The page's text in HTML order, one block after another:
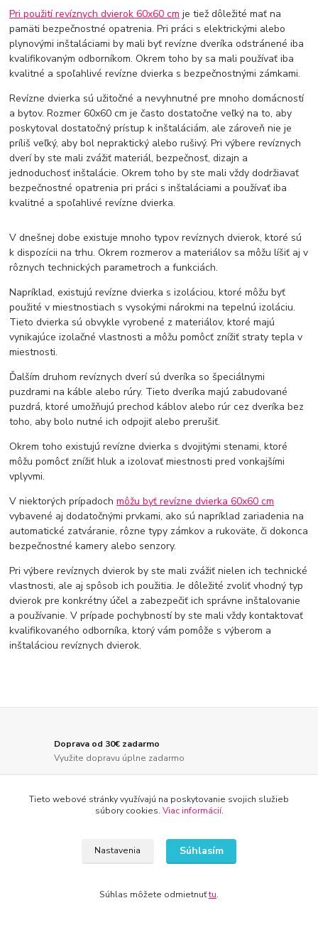
Pri použití revíznych dvierok 60x60 cm je tiež dôležité mať na
pamäti bezpečnostné opatrenia. Pri práci s elektrickými alebo
plynovými inštaláciami by mali byť revízne dveríka odstránené iba
kvalifikovaným odborníkom. Okrem toho by sa mali používať iba
kvalitné a spoľahlivé revízne dvierka s bezpečnostnými zámkami.
Revízne dvierka sú užitočné a nevyhnutné pre mnoho domácností
a bytov. Rozmer 60x60 cm je často dostatočne veľký na to, aby
poskytoval dostatočný prístup k inštaláciám, ale zároveň nie je
príliš veľký, aby bol nepraktický alebo rušivý. Pri výbere revíznych
dverí by ste mali zvážiť materiál, bezpečnosť, dizajn a
jednoduchosť inštalácie. Okrem toho by ste mali vždy dodržiavať
bezpečnostné opatrenia pri práci s inštaláciami a používať iba
kvalitné a spoľahlivé revízne dvierka.
V dnešnej dobe existuje mnoho typov revíznych dvierok, ktoré sú
k dispozícii na trhu. Okrem rozmerov a materiálov sa môžu líšiť aj v
rôznych technických parametroch a funkciách.
Napríklad, existujú revízne dvierka s izoláciou, ktoré môžu byť
použité v miestnostiach s vysokými nárokmi na tepelnú izoláciu.
Tieto dvierka sú obvykle vyrobené z materiálov, ktoré majú
vynikajúce izolačné vlastnosti a môžu pomôcť znížiť straty tepla v
miestnosti.
Ďalším druhom revíznych dverí sú dveríka so špeciálnymi
puzdrami na káble alebo rúry. Tieto dveríka majú zabudované
puzdrá, ktoré umožňujú prechod káblov alebo rúr cez dveríka bez
toho, aby bolo nutné ich odpojiť alebo prerušiť.
Okrem toho existujú revízne dvierka s dvojitými stenami, ktoré
môžu pomôcť znížiť hluk a izolovať miestnosti pred vonkajšími
vplyvmi.
V niektorých prípadochmôžu byť revízne dvierka 60x60 cm
vybavené aj dodatočnými prvkami, ako sú napríklad zariadenia na
automatické zatváranie, rôzne typy zámkov a rukoväte, či dokonca
bezpečnostné kamery alebo senzory.
Pri výbere revíznych dvierok by ste mali zvážiť nielen ich technické
vlastnosti, ale aj spôsob ich použitia. Je dôležité zvoliť vhodný typ
dvierok pre konkrétny účel a zabezpečiť ich správne inštalovanie
a používanie. V prípade pochybností by ste mali vždy kontaktovať
kvalifikovaného odborníka, ktorý vám pomôže s výberom a
inštaláciou revíznych dvierok.
Doprava od 30€ zadarmo
Využite dopravu úplne zadarmo
Značka Kameník Vás presvedčí o kvalite
Predĺžili sme dobu na vrátenie tovaru
Vaša spokojnosť je pre nás prvoradá
Tieto webové stránky využívajú na poskytovanie svojich služieb
súbory cookies. Viac informácií.
Nastavenia Súhlasím
Súhlas môžete odmietnuťtu.